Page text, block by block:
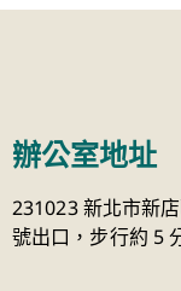
辦公室地址
231023 新北市新
號出口，步行約 5